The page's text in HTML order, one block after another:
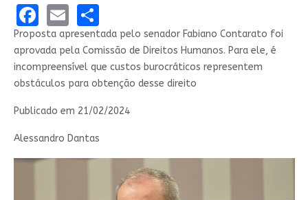
Facebook
EmailShare
Proposta apresentada pelo senador Fabiano Contarato foi
aprovada pela Comissão de Direitos Humanos. Para ele, é
incompreensível que custos burocráticos representem
obstáculos para obtenção desse direito
Publicado em 21/02/2024
Alessandro Dantas